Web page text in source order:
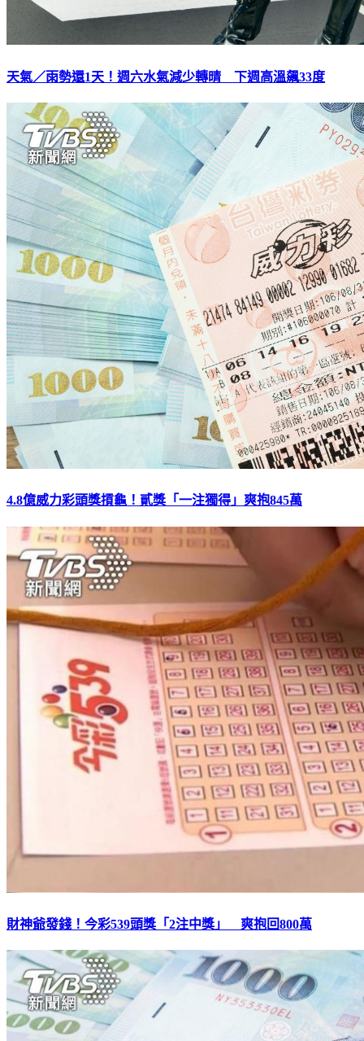
天氣／雨勢還1天！週六水氣減少轉晴 下週高溫飆33度
4.8億威力彩頭獎摃龜！貳獎「一注獨得」爽抱845萬
財神爺發錢！今彩539頭獎「2注中獎」 爽抱回800萬